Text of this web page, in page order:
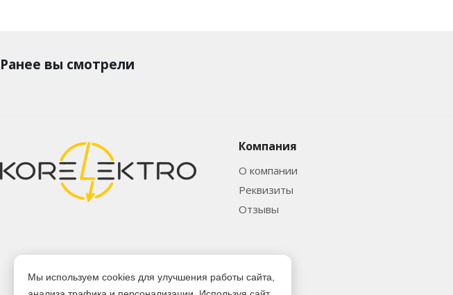
Ранее вы смотрели
Компания
О компании
Реквизиты
Отзывы
Мы используем cookies для улучшения работы сайта,